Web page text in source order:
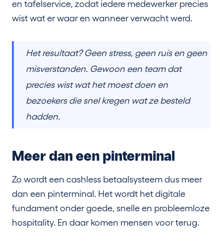
en tafelservice, zodat iedere medewerker precies
wist wat er waar en wanneer verwacht werd.
Het resultaat? Geen stress, geen ruis en geen
misverstanden. Gewoon een team dat
precies wist wat het moest doen en
bezoekers die snel kregen wat ze besteld
hadden.
Meer dan een pinterminal
Zo wordt een cashless betaalsysteem dus meer
dan een pinterminal. Het wordt het digitale
fundament onder goede, snelle en probleemloze
hospitality. En daar komen mensen voor terug.